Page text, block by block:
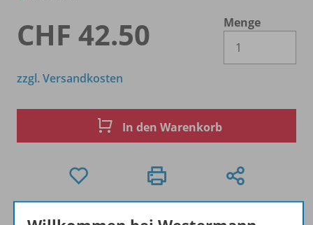
CHF 42.50
Menge
zzgl. Versandkosten
In den Warenkorb